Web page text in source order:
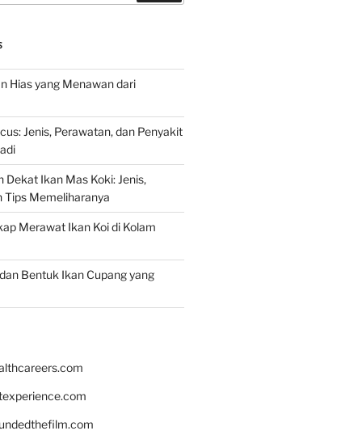
Hias yang Menawan dari
Jenis, Perawatan, dan Penyakit
Dekat Ikan Mas Koki: Jenis,
Tips Memeliharanya
Merawat Ikan Koi di Kolam
Bentuk Ikan Cupang yang